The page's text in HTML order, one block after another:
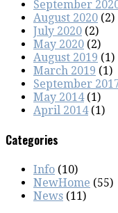
September
August 2020 (2)
July 2020 (2)
May 2020 (2)
August 2019 (1)
March 2019 (1)
September
May 2014(1)
April 2014(1)
Categories
Info (10)
NewHome (55)
News (11)